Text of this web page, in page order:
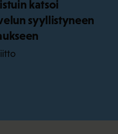
katsoi
syyllistyneen